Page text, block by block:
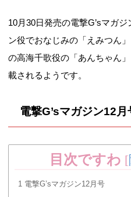
10月30日発売の電撃G’sマガ
ン役でおなじみの「えみつん
の高海千歌役の「あんちゃん
載されるようです。
電撃G’sマガジン12月
目次ですわ [
1 電撃G’sマガジン12月号